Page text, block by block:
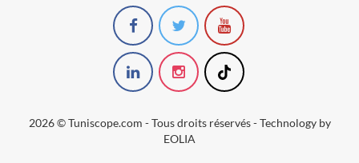
2026 © Tuniscope.com - Tous droits réservés - Technology by
EOLIA